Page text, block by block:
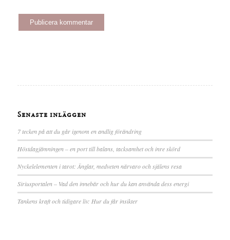
Senaste inläggen
7 tecken på att du går igenom en andlig förändring
Höstdagjämningen – en port till balans, tacksamhet och inre skörd
Nyckelelementen i tarot: Änglar, medveten närvaro och själens resa
Siriusportalen – Vad den innebär och hur du kan använda dess energi
Tankens kraft och tidigare liv: Hur du får insikter